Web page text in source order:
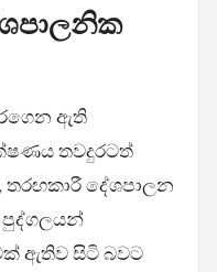
ඇති
තවදුරටත්
දේශපාලන
පුද්ගලයන්
ඇතිව සිටි බවට